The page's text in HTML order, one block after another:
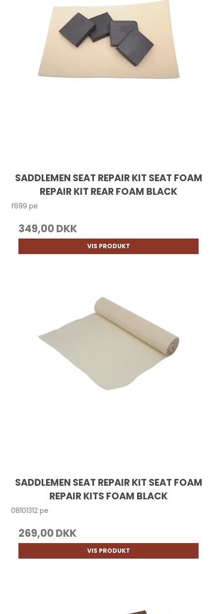
SADDLEMEN SEAT REPAIR KIT SEAT FOAM
REPAIR KIT REAR FOAM BLACK
f699 pe
349,00 DKK
VIS PRODUKT
SADDLEMEN SEAT REPAIR KIT SEAT FOAM
REPAIR KITS FOAM BLACK
08101312 pe
269,00 DKK
VIS PRODUKT